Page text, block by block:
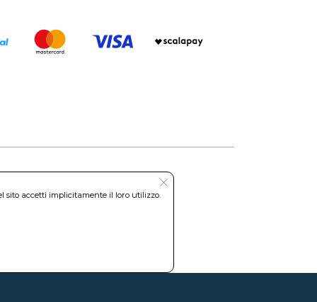
REA: RM-535144
sito accetti implicitamente il loro utilizzo.